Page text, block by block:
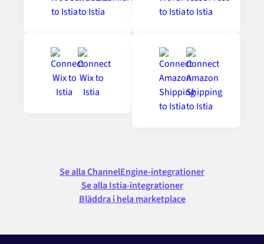
Se alla ChannelEngine-integrationer
Se alla Istia-integrationer
Bläddra i hela marketplace